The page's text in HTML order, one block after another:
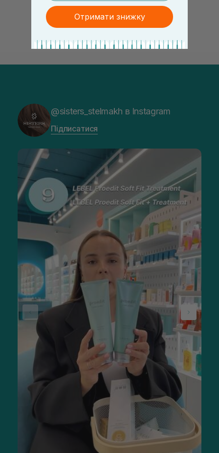
@sisters_stelmakh в Instagram
Підписатися
Отримати знижку